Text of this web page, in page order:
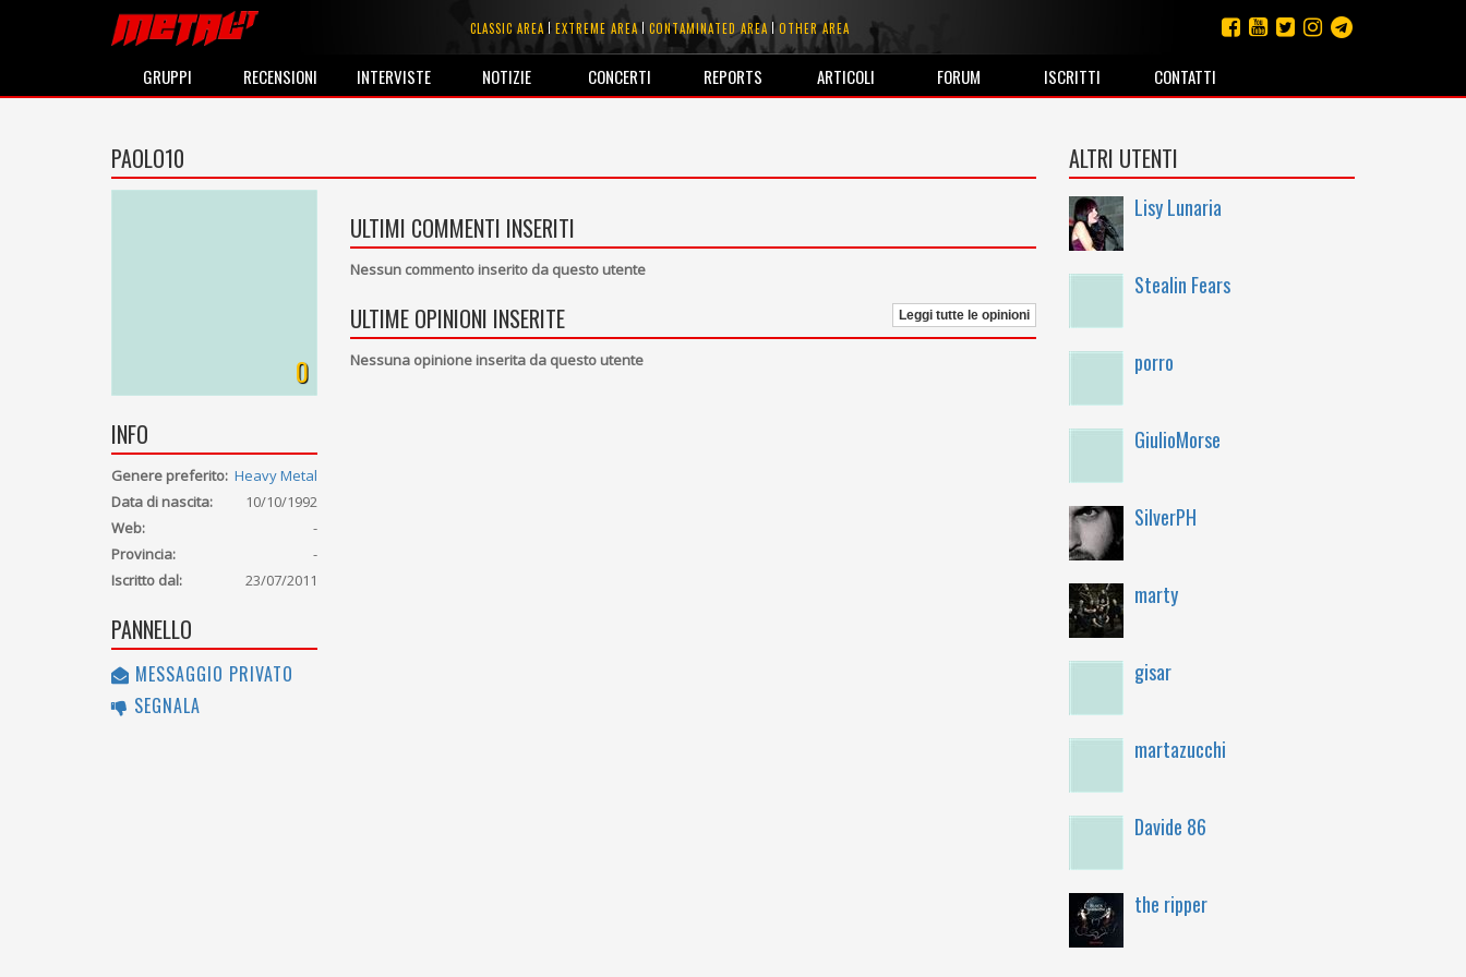
CLASSIC AREA EXTREME AREA CONTAMINATED AREA OTHER AREA
GRUPPI RECENSIONI INTERVISTE NOTIZIE CONCERTI REPORTS ARTICOLI FORUM ISCRITTI CONTATTI
PAOLO10
0
INFO
Genere preferito: Heavy Metal
Data di nascita:
10/10/1992
Web:
-
Provincia:
-
Iscritto dal:
23/07/2011
PANNELLO
MESSAGGIO PRIVATO
SEGNALA
ULTIMI COMMENTI INSERITI
Nessun commento inserito da questo utente
ULTIME OPINIONI INSERITE Leggi tutte le opinioni
Nessuna opinione inserita da questo utente
ALTRI UTENTI
Lisy Lunaria
Stealin Fears
porro
GiulioMorse
SilverPH
marty
gisar
martazucchi
Davide 86
the ripper